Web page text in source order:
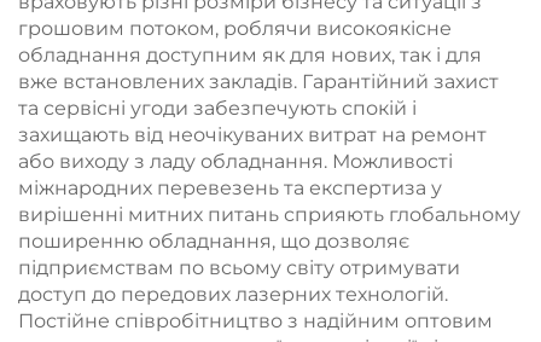
грошовим потоком, роблячи високоякісне
обладнання доступним як для нових, так і для
вже встановлених закладів. Гарантійний захист
та сервісні угоди забезпечують спокій і
захищають від неочікуваних витрат на ремонт
або виходу з ладу обладнання. Можливості
міжнародних перевезень та експертиза у
вирішенні митних питань сприяють глобальному
поширенню обладнання, що дозволяє
підприємствам по всьому світу отримувати
доступ до передових лазерних технологій.
Постійне співробітництво з надійним оптовим